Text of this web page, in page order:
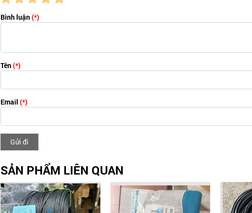
Bình luận(*)
Tên(*)
Email (*)
Gửi đi
SẢN PHẨM LIÊN QUAN